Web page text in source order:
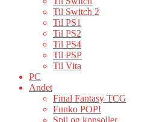
Til Switch 2
Til PS1
Til PS2
Til PS4
Til PSP
Til Vita
PC
Andet
Final Fantasy TCG
Funko POP!